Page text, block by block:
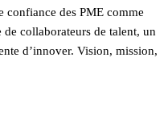
confiance des PME comme
de collaborateurs de talent, un
d’innover. Vision, mission,